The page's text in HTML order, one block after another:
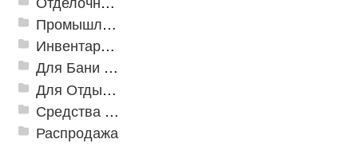
Промышленный текстиль
Инвентарь для клининга
Для Бани и Сауны
Для Отдыха и Пикника
Средства от насекомых и садовых вредителей
Распродажа